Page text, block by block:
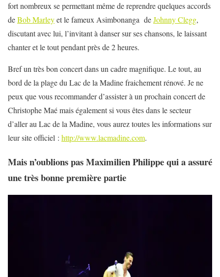
fort nombreux se permettant même de reprendre quelques accords
deBob Marleyet le fameux Asimbonanga deJohnny Clegg,
discutant avec lui, l’invitant à danser sur ses chansons, le laissant
chanter et le tout pendant près de 2 heures.
Bref un très bon concert dans un cadre magnifique. Le tout, au
bord de la plage du Lac de la Madine fraichement rénové. Je ne
peux que vous recommander d’assister à un prochain concert de
Christophe Maé mais également si vous êtes dans le secteur
d’aller au Lac de la Madine, vous aurez toutes les informations sur
leur site officiel : http://www.lacmadine.com.
Mais n’oublions pas Maximilien Philippe qui a assuré
une très bonne première partie